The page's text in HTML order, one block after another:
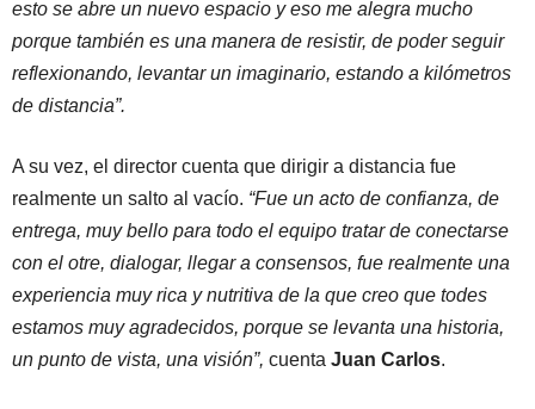
esto se abre un nuevo espacio y eso me alegra mucho
porque también es una manera de resistir, de poder seguir
reflexionando, levantar un imaginario, estando a kilómetros
de distancia”.
A su vez, el director cuenta que dirigir a distancia fue
realmente un salto al vacío. “Fue un acto de confianza, de
entrega, muy bello para todo el equipo tratar de conectarse
con el otre, dialogar, llegar a consensos, fue realmente una
experiencia muy rica y nutritiva de la que creo que todes
estamos muy agradecidos, porque se levanta una historia,
un punto de vista, una visión”, cuenta Juan Carlos.